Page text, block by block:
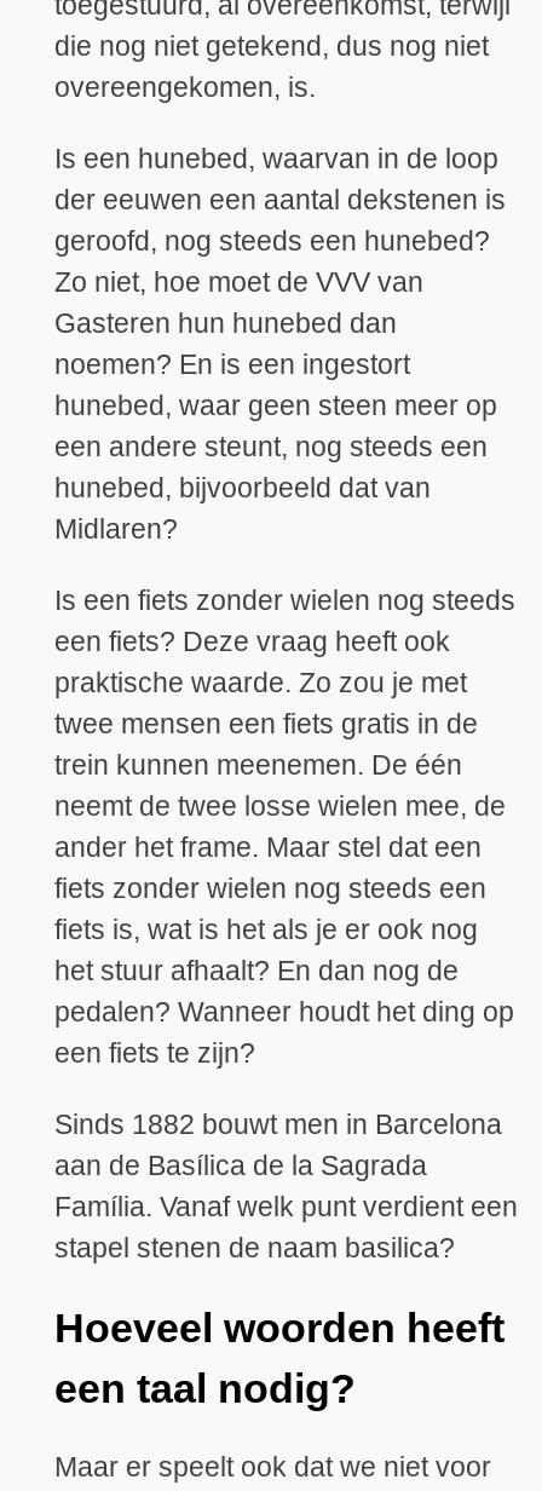
die nog niet getekend, dus nog niet
overeengekomen, is.
Is een hunebed, waarvan in de loop
der eeuwen een aantal dekstenen is
geroofd, nog steeds een hunebed?
Zo niet, hoe moet de VVV van
Gasteren hun hunebed dan
noemen? En is een ingestort
hunebed, waar geen steen meer op
een andere steunt, nog steeds een
hunebed, bijvoorbeeld dat van
Midlaren?
Is een fiets zonder wielen nog steeds
een fiets? Deze vraag heeft ook
praktische waarde. Zo zou je met
twee mensen een fiets gratis in de
trein kunnen meenemen. De één
neemt de twee losse wielen mee, de
ander het frame. Maar stel dat een
fiets zonder wielen nog steeds een
fiets is, wat is het als je er ook nog
het stuur afhaalt? En dan nog de
pedalen? Wanneer houdt het ding op
een fiets te zijn?
Sinds 1882 bouwt men in Barcelona
aan de Basílica de la Sagrada
Família. Vanaf welk punt verdient een
stapel stenen de naam basilica?
Hoeveel woorden heeft
een taal nodig?
Maar er speelt ook dat we niet voor